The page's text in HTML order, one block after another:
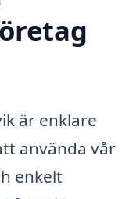
är enklare
använda vår
enkelt